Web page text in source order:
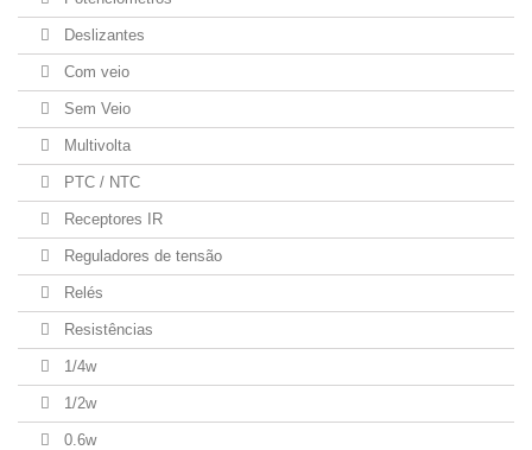
Deslizantes
Com veio
Sem Veio
Multivolta
PTC / NTC
Receptores IR
Reguladores de tensão
Relés
Resistências
1/4w
1/2w
0.6w